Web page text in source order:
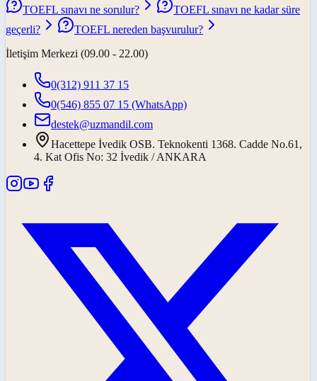
TOEFL sınavı ne sorulur?
TOEFL sınavı ne kadar süre
geçerli?
TOEFL nereden başvurulur?
İletişim Merkezi (09.00 - 22.00)
0(312) 911 37 15
0(546) 855 07 15 (WhatsApp)
destek@uzmandil.com
Hacettepe İvedik OSB. Teknokenti 1368. Cadde No.61,
4. Kat Ofis No: 32 İvedik / ANKARA